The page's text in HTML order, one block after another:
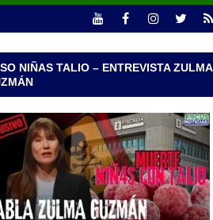
NIÑAS TALIO – ENTREVISTA ZULMA